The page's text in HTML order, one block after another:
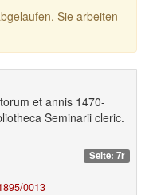
Sie arbeiten
et annis 1470-
Seminarii cleric.
Seite: 7r
0013